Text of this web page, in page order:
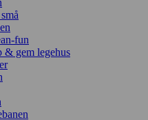
fun
& gem legehus